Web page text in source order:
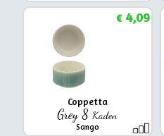
Coppetta
Grey 8 Kaden
Sango
€4,09